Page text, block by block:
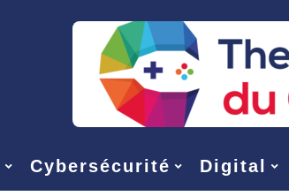
Cybersécurité Digital